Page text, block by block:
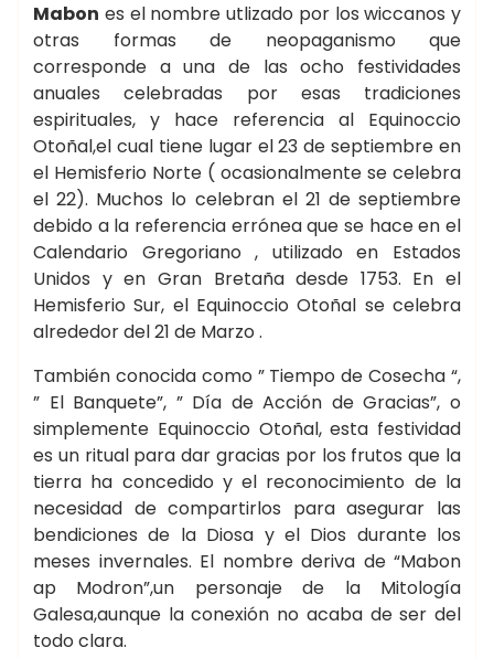
Mabon es el nombre utlizado por los wiccanos y
otras formas de neopaganismo que
corresponde a una de las ocho festividades
anuales celebradas por esas tradiciones
espirituales, y hace referencia al Equinoccio
Otoñal,el cual tiene lugar el 23 de septiembre en
el Hemisferio Norte ( ocasionalmente se celebra
el 22). Muchos lo celebran el 21 de septiembre
debido a la referencia errónea que se hace en el
Calendario Gregoriano , utilizado en Estados
Unidos y en Gran Bretaña desde 1753. En el
Hemisferio Sur, el Equinoccio Otoñal se celebra
alrededor del 21 de Marzo .
También conocida como ” Tiempo de Cosecha “,
” El Banquete”, ” Día de Acción de Gracias”, o
simplemente Equinoccio Otoñal, esta festividad
es un ritual para dar gracias por los frutos que la
tierra ha concedido y el reconocimiento de la
necesidad de compartirlos para asegurar las
bendiciones de la Diosa y el Dios durante los
meses invernales. El nombre deriva de “Mabon
ap Modron”,un personaje de la Mitología
Galesa,aunque la conexión no acaba de ser del
todo clara.